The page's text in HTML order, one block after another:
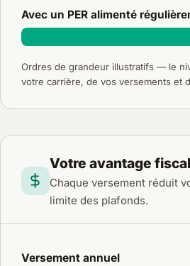
Avec un PER alimenté
Ordres de grandeur illustratifs — le
votre carrière, de vos versements et
Votre avantage
Chaque versement réduit
limite des plafonds.
Versement annuel